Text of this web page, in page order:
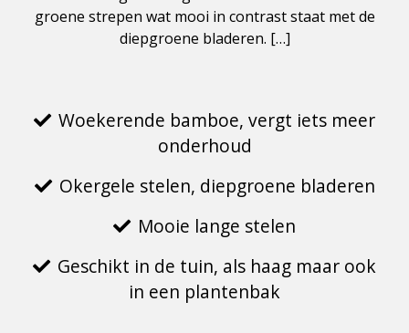
groene strepen wat mooi in contrast staat met de
diepgroene bladeren. […]
Woekerende bamboe, vergt iets meer
onderhoud
Okergele stelen, diepgroene bladeren
Mooie lange stelen
Geschikt in de tuin, als haag maar ook
in een plantenbak